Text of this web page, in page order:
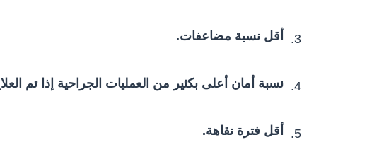
3. أقل نسبة مضاعفات.
4. نسبة أمان أعلى بكثير من العمليات الجراحية إذا تم
5. أقل فترة نقاهة.